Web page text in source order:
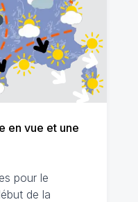
en vue et une
pour le
de la